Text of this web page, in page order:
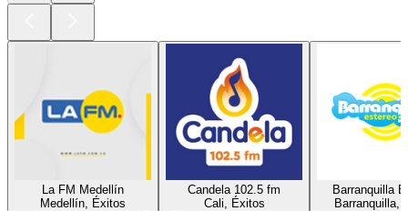
La FM Medellín
Medellín, Éxitos
Candela 102.5 fm
Cali, Éxitos
Barranquilla
Barranquilla,